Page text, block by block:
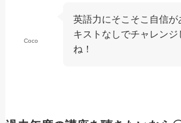
Coco
英語力にそこそこ自信が
キストなしでチャレンジ
ね！